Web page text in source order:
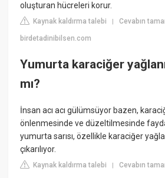
oluşturan hücreleri korur.
Kaynak kaldırma talebi |Cevabın
birdetadinibilsen.com
Yumurta karaciğer
mı?
İnsan acı acı gülümsüyor bazen,
önlenmesinde ve düzeltilmesinde
yumurta sarısı, özellikle karaciğer
çıkarılıyor.
Kaynak kaldırma talebi |Cevabın